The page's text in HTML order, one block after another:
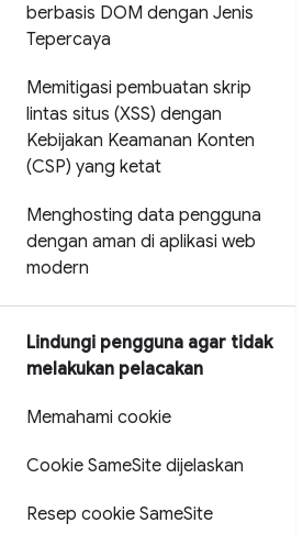
berbasis DOM dengan Jenis
Tepercaya
Memitigasi pembuatan skrip
lintas situs (XSS) dengan
Kebijakan Keamanan Konten
(CSP) yang ketat
Menghosting data pengguna
dengan aman di aplikasi web
modern
Lindungi pengguna agar tidak
melakukan pelacakan
Memahami cookie
Cookie SameSite dijelaskan
Resep cookie SameSite